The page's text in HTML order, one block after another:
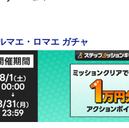
マエ・ロマエ ガチャ